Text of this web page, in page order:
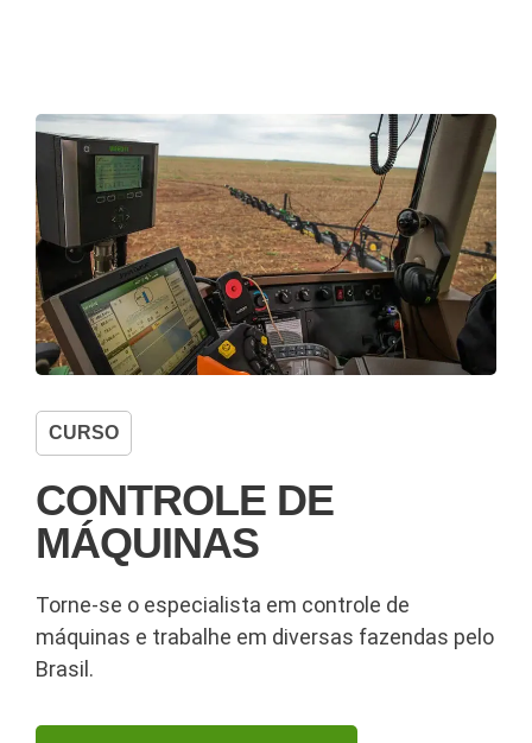
CURSO
CONTROLE DE
MÁQUINAS
Torne-se o especialista em controle de
máquinas e trabalhe em diversas fazendas pelo
Brasil.